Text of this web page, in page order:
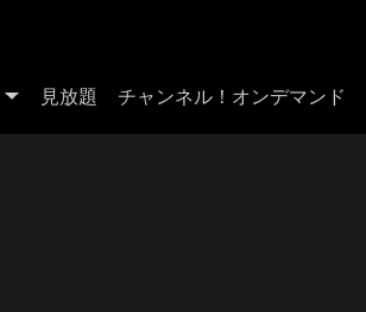
見放題 チャンネル！オンデマンド